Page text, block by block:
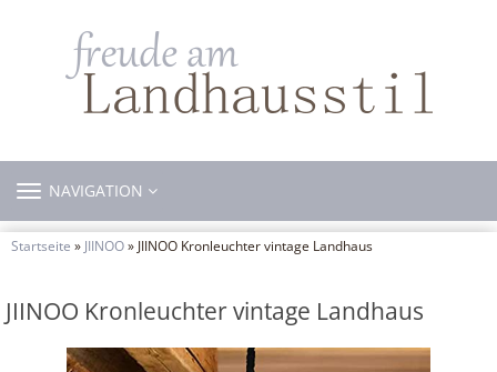
TOGGLE
NAVIGATION
Startseite » JIINOO» JIINOO Kronleuchter vintage Landhaus
JIINOO Kronleuchter vintage Landhaus